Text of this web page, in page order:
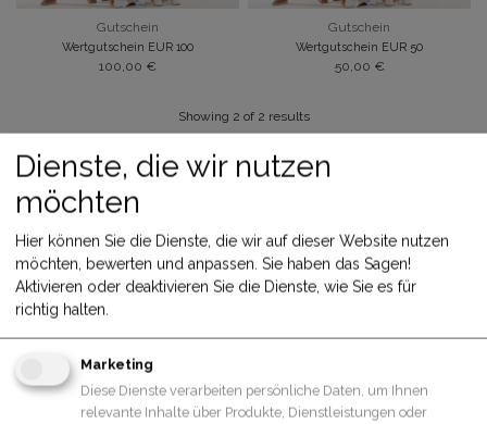
Gutschein
Wertgutschein EUR 100
100,00 €
Gutschein
Wertgutschein EUR 50
50,00 €
Showing 2 of 2 results
ÜBER UNS
Dienste, die wir nutzen
möchten
Hier können Sie die Dienste, die wir auf dieser Website nutzen
möchten, bewerten und anpassen. Sie haben das Sagen!
Aktivieren oder deaktivieren Sie die Dienste, wie Sie es für
richtig halten.
Marketing
Diese Dienste verarbeiten persönliche Daten, um Ihnen
relevante Inhalte über Produkte, Dienstleistungen oder